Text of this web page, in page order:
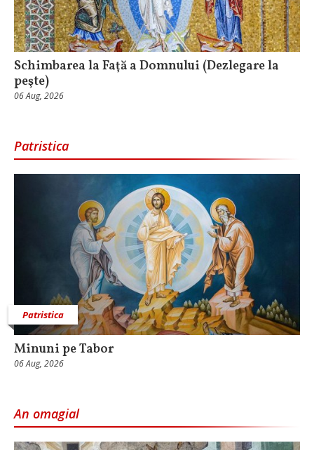
Schimbarea la Faţă a Domnului (Dezlegare la
peşte)
06 Aug, 2026
Patristica
Patristica
Minuni pe Tabor
06 Aug, 2026
An omagial